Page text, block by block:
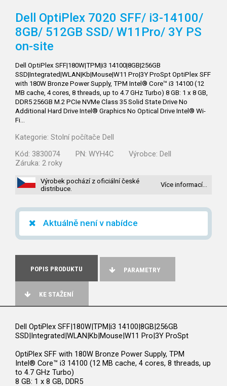
Dell OptiPlex 7020 SFF/ i3-14100/
8GB/ 512GB SSD/ W11Pro/ 3Y PS
on-site
Dell OptiPlex SFF|180W|TPM|i3 14100|8GB|256GB
SSD|Integrated|WLAN|Kb|Mouse|W11 Pro|3Y ProSpt OptiPlex SFF
with 180W Bronze Power Supply, TPM Intel® Core™ i3 14100 (12
MB cache, 4 cores, 8 threads, up to 4.7 GHz Turbo) 8 GB: 1 x 8 GB,
DDR5 256GB M.2 PCIe NVMe Class 35 Solid State Drive No
Additional Hard Drive Intel® Graphics No Optical Drive Intel® Wi-
Fi…
Kategorie: Stolní počítače Dell
Kód: 3830074 PN: WYH4C Výrobce: Dell
Záruka: 2 roky
Výrobek pochází z oficiální české
distribuce.
Více informací…
Aktuálně není v nabídce
POPIS PRODUKTU PARAMETRY
KE STAŽENÍ
Dell OptiPlex SFF|180W|TPM|i3 14100|8GB|256GB
SSD|Integrated|WLAN|Kb|Mouse|W11 Pro|3Y ProSpt
OptiPlex SFF with 180W Bronze Power Supply, TPM
Intel® Core™ i3 14100 (12 MB cache, 4 cores, 8 threads, up
to 4.7 GHz Turbo)
8 GB: 1 x 8 GB, DDR5